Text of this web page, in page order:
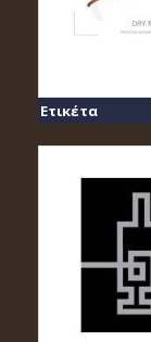
Ετικέτα